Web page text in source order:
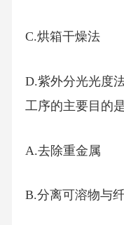
C.烘箱干燥法
D.紫外分光光度
工序的主要目的
A.去除重金属
B.分离可溶物与